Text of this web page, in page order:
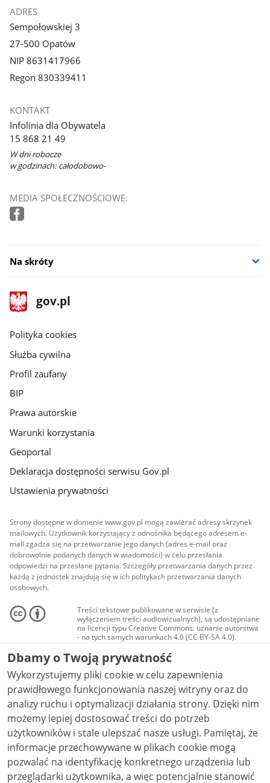
ADRES
Sempołowskiej 3
27-500 Opatów
NIP 8631417966
Regon 830339411
KONTAKT
Infolinia dla Obywatela
15 868 21 49
W dni robocze
w godzinach: całodobowo-
MEDIA SPOŁECZNOŚCIOWE:
Na skróty
stopka
gov.pl
Strona
gov.pl
gov.pl
Polityka cookies
Służba cywilna
Profil zaufany
BIP
Prawa autorskie
Warunki korzystania
Geoportal
Deklaracja dostępności serwisu Gov.pl
Ustawienia prywatności
Strony dostępne w domenie www.gov.pl mogą zawierać adresy skrzynek
mailowych. Użytkownik korzystający z odnośnika będącego adresem e-
mail zgadza się na przetwarzanie jego danych (adres e-mail oraz
dobrowolnie podanych danych w wiadomości) w celu przesłania
odpowiedzi na przesłane pytania. Szczegóły przetwarzania danych przez
każdą z jednostek znajdują się w ich politykach przetwarzania danych
osobowych.
Treści tekstowe publikowane w serwisie (z
wyłączeniem treści audiowizualnych), są udostępniane
na licencji typu Creative Commons: uznanie autorstwa
- na tych samych warunkach 4.0 (CC BY-SA 4.0).
Materiały audiowizualne, w tym zdjęcia, materiały
audio i wideo, są udostępniane na licencji typu
Creative Commons: uznanie autorstwa użycie
niekomercyjne - bez utworów zależnych 4.0 (CC BY-
NC-ND 4.0), o ile nie jest to stwierdzone inaczej.
Dbamy o Twoją prywatność
Wykorzystujemy pliki cookie w celu zapewnienia
prawidłowego funkcjonowania naszej witryny oraz do
analizy ruchu i optymalizacji działania strony. Dzięki nim
możemy lepiej dostosować treści do potrzeb
użytkowników i stale ulepszać nasze usługi. Pamiętaj, że
informacje przechowywane w plikach cookie mogą
pozwalać na identyfikację konkretnego urządzenia lub
przeglądarki użytkownika, a więc potencjalnie stanowić